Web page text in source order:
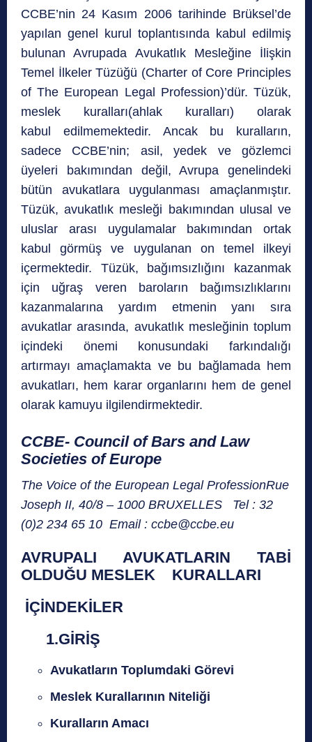
CCBE’nin 24 Kasım 2006 tarihinde Brüksel’de
yapılan genel kurul toplantısında kabul edilmiş
bulunan Avrupada Avukatlık Mesleğine İlişkin
Temel İlkeler Tüzüğü (Charter of Core Principles
of The European Legal Profession)’dür. Tüzük,
meslek kuralları(ahlak kuralları) olarak
kabul edilmemektedir. Ancak bu kuralların,
sadece CCBE’nin; asil, yedek ve gözlemci
üyeleri bakımından değil, Avrupa genelindeki
bütün avukatlara uygulanması amaçlanmıştır.
Tüzük, avukatlık mesleği bakımından ulusal ve
uluslar arası uygulamalar bakımından ortak
kabul görmüş ve uygulanan on temel ilkeyi
içermektedir. Tüzük, bağımsızlığını kazanmak
için uğraş veren baroların bağımsızlıklarını
kazanmalarına yardım etmenin yanı sıra
avukatlar arasında, avukatlık mesleğinin toplum
içindeki önemi konusundaki farkındalığı
artırmayı amaçlamakta ve bu bağlamada hem
avukatları, hem karar organlarını hem de genel
olarak kamuyu ilgilendirmektedir.
CCBE- Council of Bars and Law
Societies of Europe
The Voice of the European Legal ProfessionRue
Joseph II, 40/8 – 1000 BRUXELLES Tel : 32
(0)2 234 65 10 Email : ccbe@ccbe.eu
AVRUPALI AVUKATLARIN TABİ
OLDUĞU MESLEK KURALLARI
İÇİNDEKİLER
1.GİRİŞ
Avukatların Toplumdaki Görevi
Meslek Kurallarının Niteliği
Kuralların Amacı